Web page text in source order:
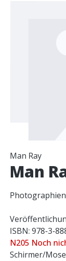
Man Ray
Man
ISBN: 978-3-
N205 Noch
Schirmer/